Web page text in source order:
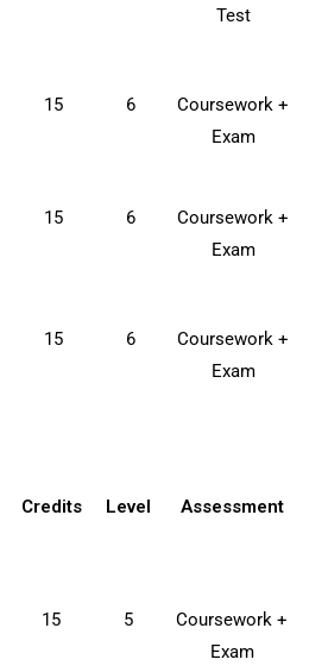
Test
15 6
Coursework +
Exam
15 6
Coursework +
Exam
15 6
Coursework +
Exam
Credits Level Assessment
15 5
Coursework +
Exam